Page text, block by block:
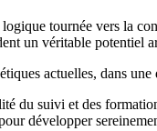
tournée vers la
un véritable potentiel
actuelles, dans
du suivi et des
développer